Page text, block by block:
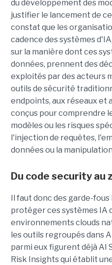
du développement des
justifier le lancement de
constat que les
cadence des systèmes
sur la manière dont ces
données, prennent des
exploités par des acteurs
outils de sécurité
endpoints, aux réseaux et
conçus pour comprendre
modèles ou les risques
l'injection de requêtes,
données ou la
Du code security au
Il faut donc des garde-
protéger ces systèmes IA
environnements clouds
les outils regroupés dans
parmi eux figurent déjà AI
Risk Insights qui établit